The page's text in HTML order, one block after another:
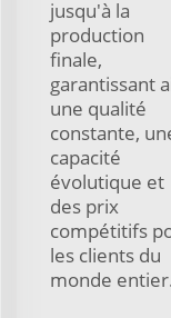
jusqu'à la
production
finale,
garantissant
une qualité
constante,
capacité
évolutique et
des prix
compétitifs
les clients du
monde